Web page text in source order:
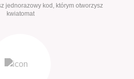
jednorazowy kod, którym otworzysz
kwiatomat